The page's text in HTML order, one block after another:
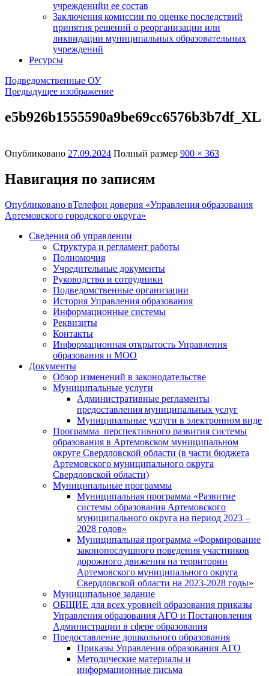
учрежденийи ее состав
Заключения комиссии по оценке последствий
принятия решений о реорганизации или
ликвидации муниципальных образовательных
учреждений
Ресурсы
Подведомственные ОУ
Предыдущее изображение
e5b926b1555590a9be69cc6576b3b7df_XL
Опубликовано 27.09.2024 Полный размер 900 × 363
Навигация по записям
Опубликовано вТелефон доверия «Управления образования
Артемовского городского округа»
Сведения об управлении
Структура и регламент работы
Полномочия
Учредительные документы
Руководство и сотрудники
Подведомственные организации
История Управления образования
Информационные системы
Реквизиты
Контакты
Информационная открытость Управления
образования и МОО
Документы
Обзор изменений в законодательстве
Муниципальные услуги
Административные регламенты
предоставления муниципальных услуг
Муниципальные услуги в электронном виде
Программа перспективного развития системы
образования в Артемовском муниципальном
округе Свердловской области (в части бюджета
Артемовского муниципального округа
Свердловской области)
Муниципальные программы
Муниципальная программа «Развитие
системы образования Артемовского
муниципального округа на период 2023 –
2028 годов»
Муниципальная программа «Формирование
законопослушного поведения участников
дорожного движения на территории
Артемовского муниципального округа
Свердловской области на 2023-2028 годы»
Муниципальное задание
ОБЩИЕ для всех уровней образования приказы
Управления образования АГО и Постановления
Администрации в сфере образования
Предоставление дошкольного образования
Приказы Управления образования АГО
Методические материалы и
информационные письма